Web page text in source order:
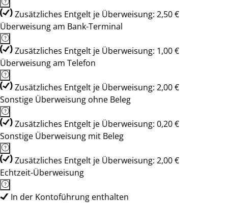
Zusätzliches Entgelt je Überweisung: 2,50 €
Überweisung am Bank-Terminal
Zusätzliches Entgelt je Überweisung: 1,00 €
Überweisung am Telefon
Zusätzliches Entgelt je Überweisung: 2,00 €
Sonstige Überweisung ohne Beleg
Zusätzliches Entgelt je Überweisung: 0,20 €
Sonstige Überweisung mit Beleg
Zusätzliches Entgelt je Überweisung: 2,00 €
Echtzeit-Überweisung
In der Kontoführung enthalten